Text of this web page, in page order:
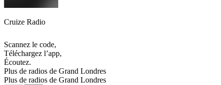
Cruize Radio
Scannez le code,
Téléchargez l’app,
Écoutez.
Plus de radios de Grand Londres
Plus de radios de Grand Londres